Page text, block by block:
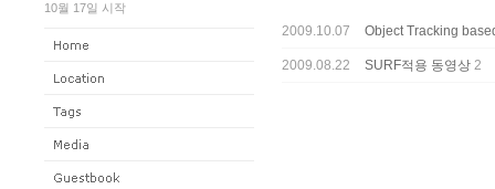
10월 17일 시작
2009.10.07 Object Tracking
2009.08.22 SURF적용 동영상 2